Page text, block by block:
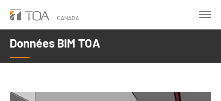
Skip
main
content
CANADA
Données BIM TOA